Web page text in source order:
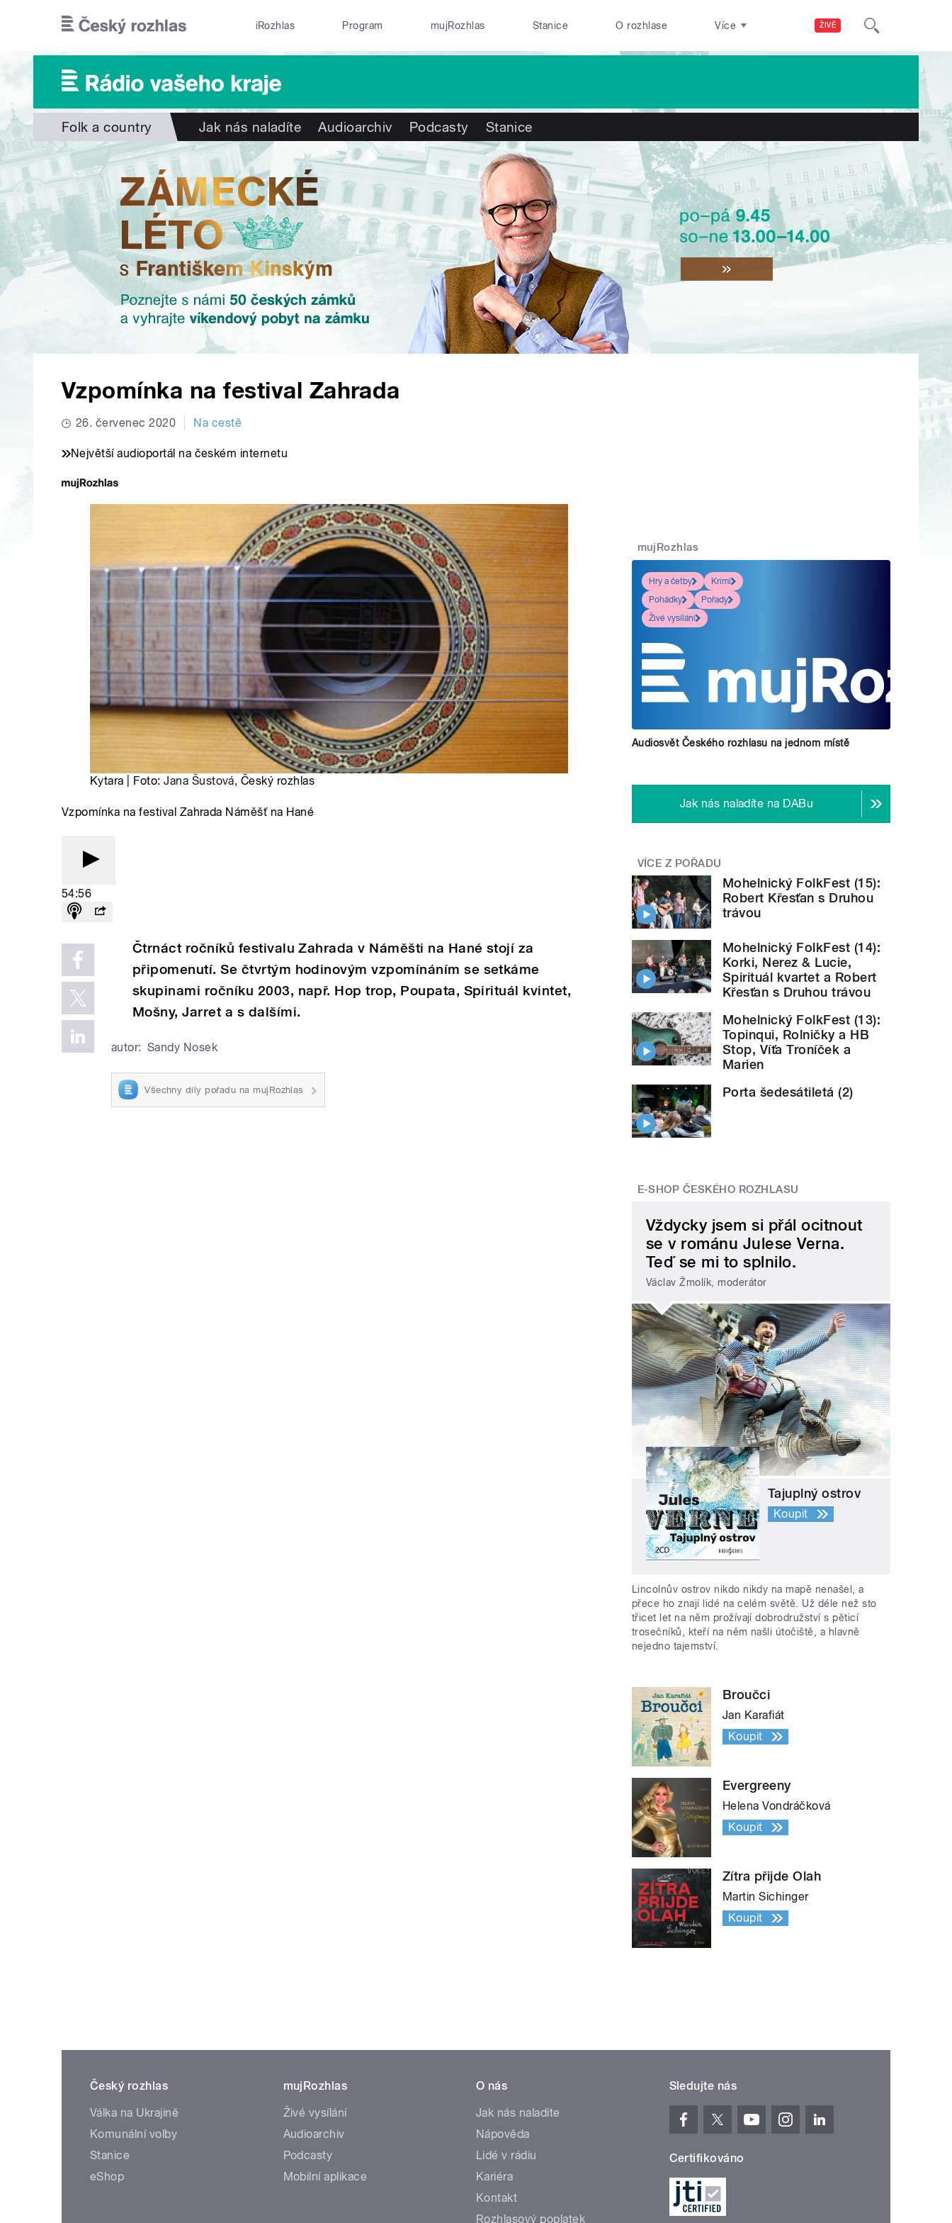
ŽIVĚ
iRozhlas Program mujRozhlas Stanice O rozhlase Více
Folk a country Jak nás naladíte Audioarchiv Podcasty Stanice
Vzpomínka na festival Zahrada
26. červenec 2020 Na cestě
Největší audioportál na českém internetu
Kytara | Foto:Jana Šustová, Český rozhlas
Vzpomínka na festival Zahrada Náměšť na Hané
54:56
Čtrnáct ročníků festivalu Zahrada v Náměšti na Hané stojí za
připomenutí. Se čtvrtým hodinovým vzpomínáním se setkáme
skupinami ročníku 2003, např. Hop trop, Poupata, Spirituál kvintet,
Mošny, Jarret a s dalšími.
autor: Sandy Nosek
Všechny díly pořadu na mujRozhlas
mujRozhlas
Hry a četby
Krimi
Pohádky
Pořady
Živé vysílání
Audiosvět Českého rozhlasu na jednom místě
Jak nás naladíte na DABu
VÍCE Z POŘADU
Mohelnický FolkFest (15):
Robert Křesťan s Druhou
trávou
Mohelnický FolkFest (14):
Korki, Nerez & Lucie,
Spirituál kvartet a Robert
Křesťan s Druhou trávou
Mohelnický FolkFest (13):
Topinqui, Rolničky a HB
Stop, Víťa Troníček a
Marien
Porta šedesátiletá (2)
E-SHOP ČESKÉHO ROZHLASU
Vždycky jsem si přál ocitnout
se v románu Julese Verna.
Teď se mi to splnilo.
Václav Žmolík, moderátor
Tajuplný ostrov
Koupit
Lincolnův ostrov nikdo nikdy na mapě nenašel, a
přece ho znají lidé na celém světě. Už déle než sto
třicet let na něm prožívají dobrodružství s pěticí
trosečníků, kteří na něm našli útočiště, a hlavně
nejedno tajemství.
Broučci
Jan Karafiát
Koupit
Evergreeny
Helena Vondráčková
Koupit
Zítra přijde Olah
Martin Sichinger
Koupit
Český rozhlas
Válka na Ukrajině
Komunální volby
Stanice
eShop
mujRozhlas
Živé vysílání
Audioarchiv
Podcasty
Mobilní aplikace
O nás
Jak nás naladíte
Nápověda
Lidé v rádiu
Kariéra
Kontakt
Rozhlasový poplatek
Sledujte nás
Certifikováno